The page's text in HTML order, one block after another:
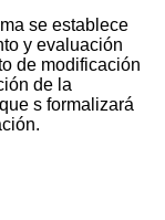
se establece
y evaluación
de modificación
de la
s formalizará